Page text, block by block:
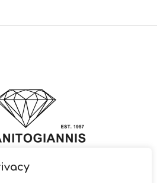
– Jewelry Design & Manufacturing |